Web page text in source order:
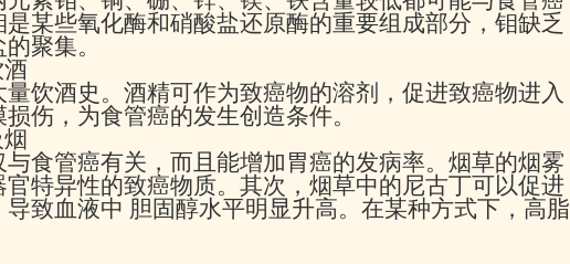
某些氧化酶和硝酸盐还原酶的重要组成部分，钼缺乏
聚集。
饮酒史。酒精可作为致癌物的溶剂，促进致癌物进入
伤，为食管癌的发生创造条件。
食管癌有关，而且能增加胃癌的发病率。烟草的烟雾
特异性的致癌物质。其次，烟草中的尼古丁可以促进
致血液中 胆固醇水平明显升高。在某种方式下，高脂